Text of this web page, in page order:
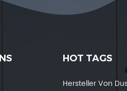
HOT TAGS
Hersteller Von